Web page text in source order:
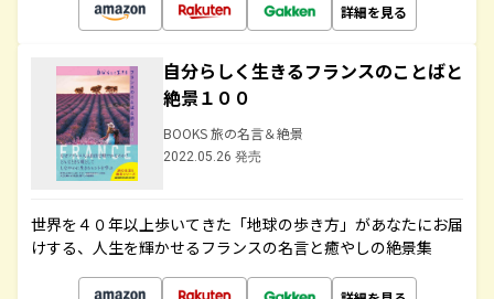
詳細を見る
自分らしく生きるフランスのことばと
絶景１００
BOOKS 旅の名言＆絶景
2022.05.26 発売
世界を４０年以上歩いてきた「地球の歩き方」があなたにお届
けする、人生を輝かせるフランスの名言と癒やしの絶景集